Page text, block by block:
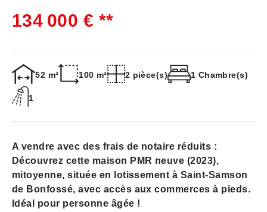
134 000 € **
52 m² 100 m² 2 pièce(s) 1 Chambre(s)
1
A vendre avec des frais de notaire réduits :
Découvrez cette maison PMR neuve (2023),
mitoyenne, située en lotissement à Saint-Samson
de Bonfossé, avec accès aux commerces à pieds.
Idéal pour personne âgée !